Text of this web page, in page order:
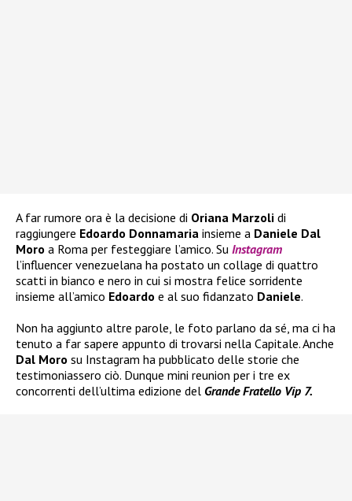
A far rumore ora è la decisione di Oriana Marzoli di
raggiungere Edoardo Donnamaria insieme a Daniele Dal
Moro a Roma per festeggiare l’amico. Su Instagram
l’influencer venezuelana ha postato un collage di quattro
scatti in bianco e nero in cui si mostra felice sorridente
insieme all’amico Edoardo e al suo fidanzato Daniele.
Non ha aggiunto altre parole, le foto parlano da sé, ma ci ha
tenuto a far sapere appunto di trovarsi nella Capitale. Anche
Dal Moro su Instagram ha pubblicato delle storie che
testimoniassero ciò. Dunque mini reunion per i tre ex
concorrenti dell’ultima edizione del Grande Fratello Vip 7.